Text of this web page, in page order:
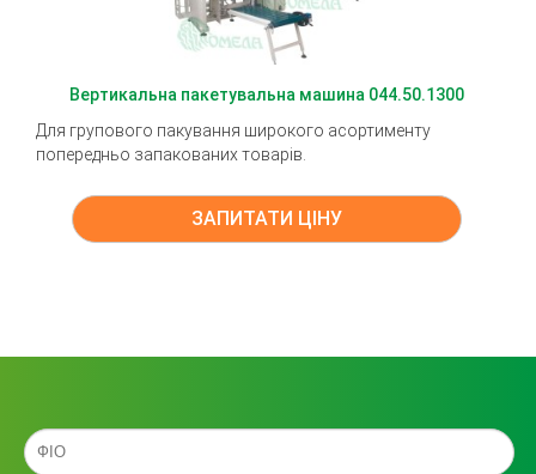
Вертикальна пакетувальна машина 044.50.1300
Для групового пакування широкого асортименту
попередньо запакованих товарів.
ЗАПИТАТИ ЦІНУ